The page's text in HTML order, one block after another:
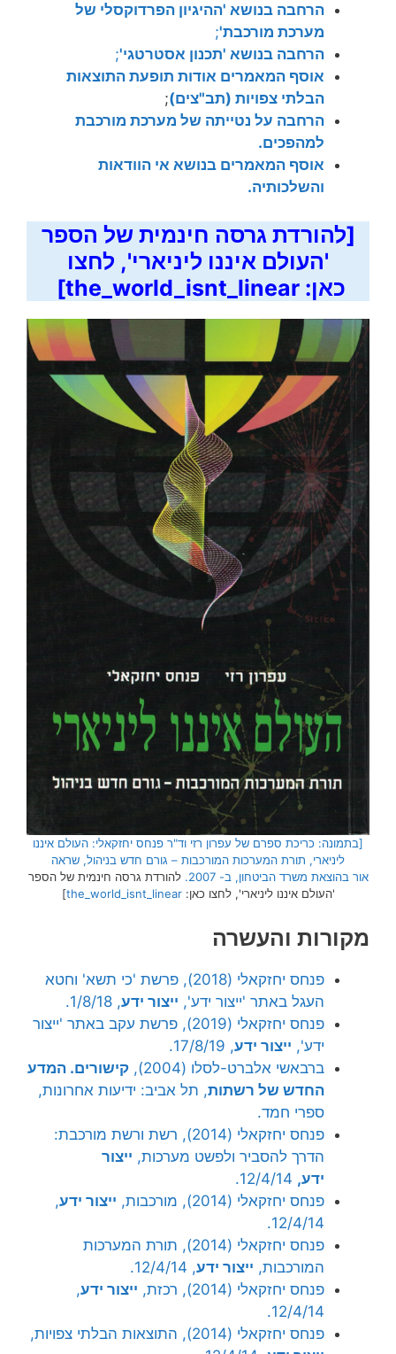
הרחבה בנושא 'ההיגיון הפרדוקסלי של
מערכת מורכבת';
הרחבה בנושא 'תכנון אסטרטגי';
אוסף המאמרים אודות תופעת התוצאות
הבלתי צפויות (תב"צים);
הרחבה על נטייתה של מערכת מורכבת
למהפכים.
אוסף המאמרים בנושא אי הוודאות
והשלכותיה.
[להורדת גרסה חינמית של הספר
'העולם איננו ליניארי', לחצו
כאן: the_world_isnt_linear
]
[בתמונה: כריכת ספרם של עפרון רזי וד"ר פנחס יחזקאלי: העולם איננו
ליניארי, תורת המערכות המורכבות – גורם חדש בניהול, שראה
אור בהוצאת משרד הביטחון, ב- 2007.
להורדת גרסה חינמית של הספר
'העולם איננו ליניארי', לחצו כאן:the_world_isnt_linear
]
מקורות והעשרה
פנחס יחזקאלי (2018), פרשת 'כי תשא' וחטא
העגל באתר 'ייצור ידע', ייצור ידע, 1/8/18.
פנחס יחזקאלי (2019), פרשת עקב באתר 'ייצור
ידע', ייצור ידע, 17/8/19.
ברבאשי אלברט-לסלו (2004),
קישורים. המדע
החדש של רשתות, תל אביב: ידיעות אחרונות,
ספרי חמד.
פנחס יחזקאלי (2014), רשת ורשת מורכבת:
הדרך להסביר ולפשט מערכות, ייצור
ידע,
פנחס יחזקאלי (2014), מורכבות,
ייצור ידע,
12/4/14.
פנחס יחזקאלי (2014), תורת המערכות
המורכבות, ייצור ידע, 12/4/14.
פנחס יחזקאלי (2014), רכזת,
ייצור ידע,
12/4/14.
פנחס יחזקאלי (2014), התוצאות הבלתי צפויות,